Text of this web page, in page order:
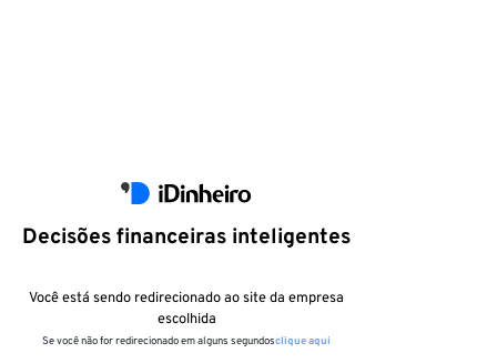
Decisões financeiras inteligentes
Você está sendo redirecionado ao site da empresa
escolhida
Se você não for redirecionado em alguns segundosclique aqui